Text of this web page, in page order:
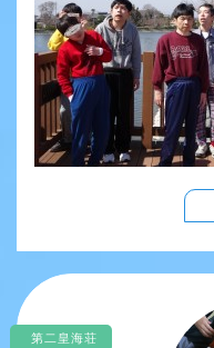
第二皇海荘